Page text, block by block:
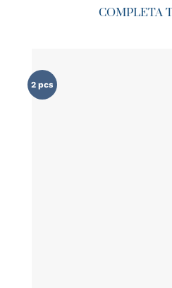
COMPLETA
2 pcs